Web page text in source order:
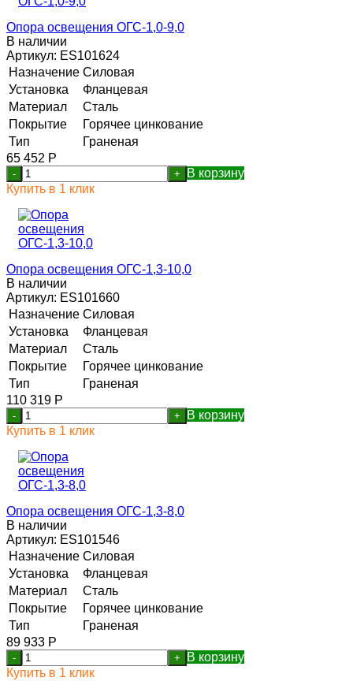
Опора освещения ОГС-1,0-9,0
В наличии
Артикул: ES101624
Назначение Силовая
Установка
Фланцевая
Материал
Сталь
Покрытие
Горячее цинкование
Тип
Граненая
65 452 Р
- +
В корзину
Купить в 1 клик
Опора освещения ОГС-1,3-10,0
В наличии
Артикул: ES101660
Назначение Силовая
Установка
Фланцевая
Материал
Сталь
Покрытие
Горячее цинкование
Тип
Граненая
110 319 Р
- +
В корзину
Купить в 1 клик
Опора освещения ОГС-1,3-8,0
В наличии
Артикул: ES101546
Назначение Силовая
Установка
Фланцевая
Материал
Сталь
Покрытие
Горячее цинкование
Тип
Граненая
89 933 Р
- +
В корзину
Купить в 1 клик